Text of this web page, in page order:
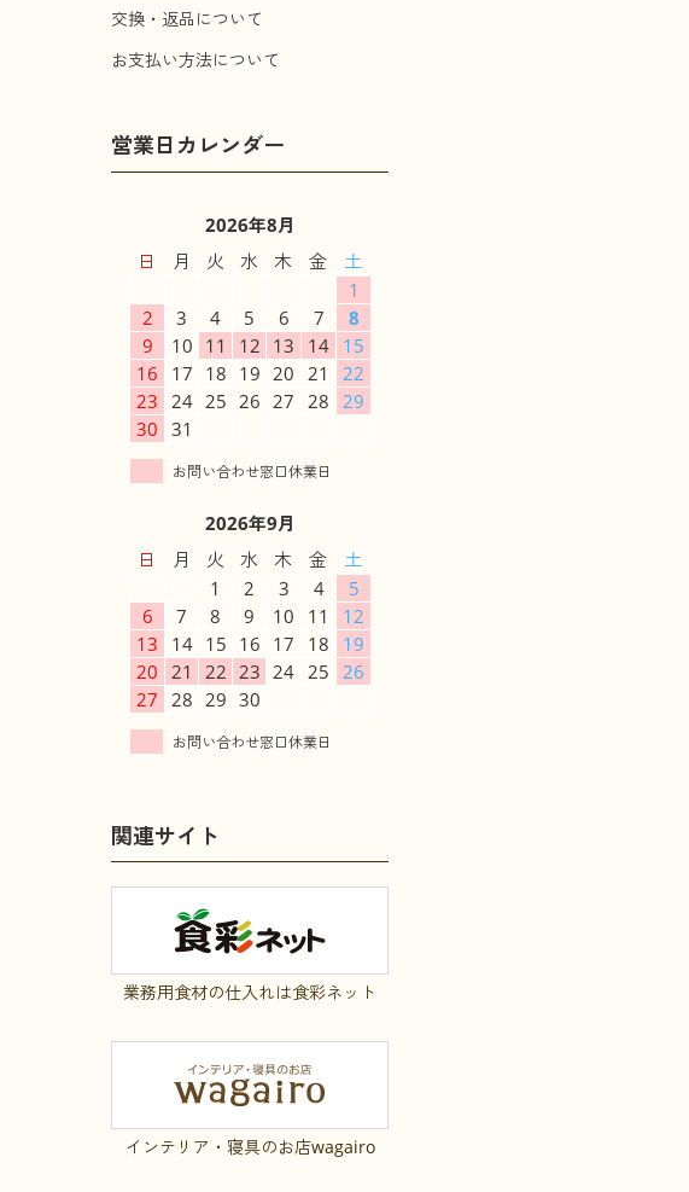
交換・返品について
お支払い方法について
2026年8月
日
月 火 水 木 金
土
1
2
3 4 5 6 7
8
9
10 11 12 13 14 15
16
17 18 19 20 21
22
23
24 25 26 27 28
29
30 31
2026年9月
日
月 火 水 木 金
土
1
2 3 4
5
6
7 8 9 10 11
12
13
14 15 16 17 18
19
20
21 22 23 24 25
26
27
28 29 30
関連サイト
業務用食材の仕入れは食彩ネット
インテリア・寝具のお店wagairo